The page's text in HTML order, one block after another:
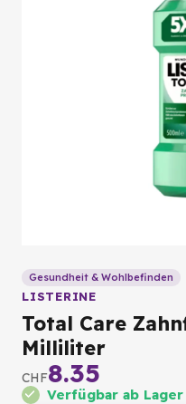
Gesundheit & Wohlbefinden
LISTERINE
Total Care
Milliliter
CHF8.35
Verfügbar ab Lager